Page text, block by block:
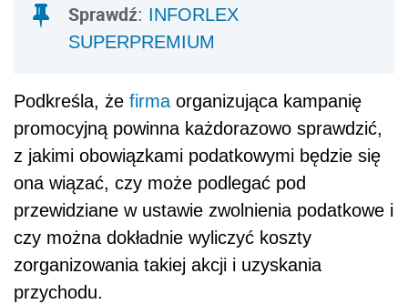
Sprawdź: INFORLEX
SUPERPREMIUM
Podkreśla, że firma organizująca kampanię
promocyjną powinna każdorazowo sprawdzić,
z jakimi obowiązkami podatkowymi będzie się
ona wiązać, czy może podlegać pod
przewidziane w ustawie zwolnienia podatkowe i
czy można dokładnie wyliczyć koszty
zorganizowania takiej akcji i uzyskania
przychodu.